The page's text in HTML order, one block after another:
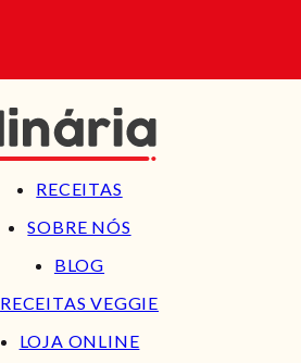
RECEITAS
SOBRE NÓS
BLOG
RECEITAS VEGGIE
LOJA ONLINE